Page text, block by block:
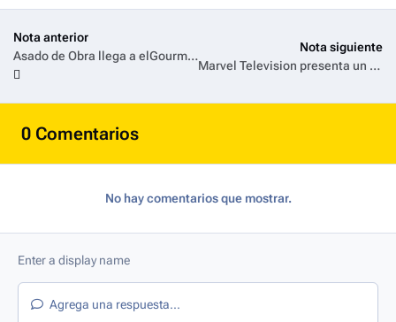
Nota anterior
Asado de Obra llega a elGourmet con su cuarta temporada
Nota siguiente
Marvel Television presenta un nuevo tráiler e imágenes de Wonder Man
0 Comentarios
No hay comentarios que mostrar.
Agrega una respuesta...